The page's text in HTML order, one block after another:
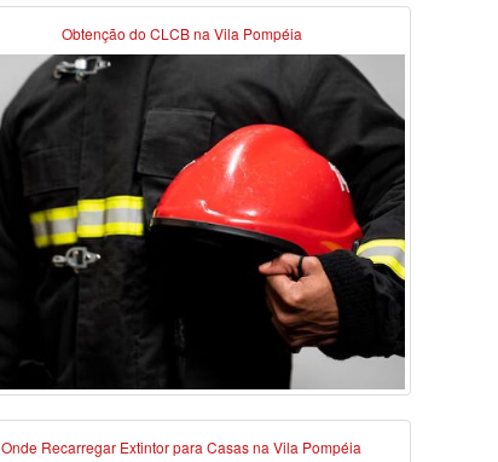
Obtenção do CLCB na Vila Pompéia
Onde Recarregar Extintor para Casas na Vila Pompéia